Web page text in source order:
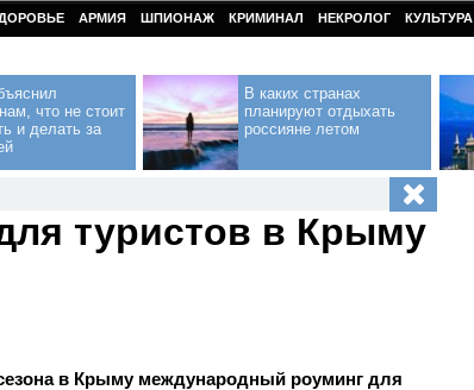
АРМИЯ ШПИОНАЖ КРИМИНАЛ НЕКРОЛОГ КУЛЬТУРА
что не стоит
и делать за
В каких странах
планируют отдыхать
россияне летом
туристов в Крыму
сезона в Крыму международный роуминг для